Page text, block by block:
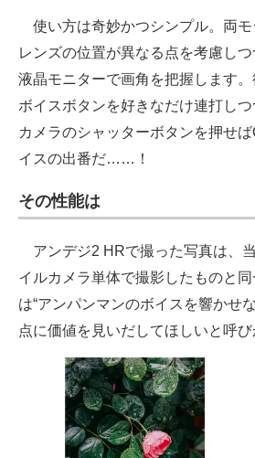
使い方は奇妙かつシンプル。両モ
レンズの位置が異なる点を考慮し
液晶モニターで画角を把握します
ボイスボタンを好きなだけ連打し
カメラのシャッターボタンを押せ
イスの出番だ……！
その性能は
アンデジ2 HRで撮った写真は、
イルカメラ単体で撮影したものと
は“アンパンマンのボイスを響かせ
点に価値を見いだしてほしいと呼び